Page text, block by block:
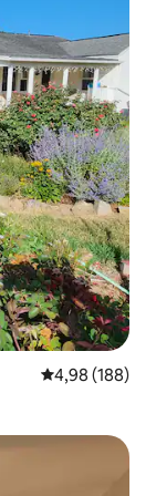
4,98 de uma
4,98 (188)